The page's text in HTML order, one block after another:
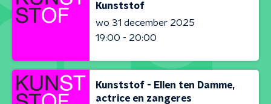
Kunststof
wo 31 december 2025
19:00 - 20:00
Kunststof - Ellen ten Damme,
actrice en zangeres